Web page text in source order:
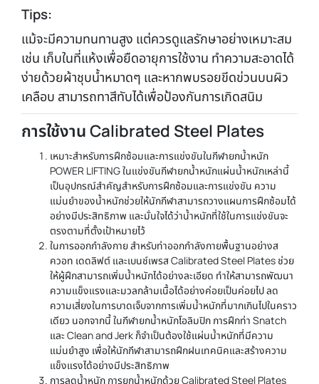
Tips:
แม้จะมีความทนทานสูง แต่ควรดูแลรักษาอย่างเหมาะสม
เช่น เก็บในที่แห้งเพื่อยืดอายุการใช้งาน ทำความสะอาดได้
ง่ายด้วยผ้าชุบน้ำหมาดๆ และหากพบรอยขีดข่วนบนผิว
เคลือบ สามารถทาสีทับได้เพื่อป้องกันการเกิดสนิม
การใช้งาน Calibrated Steel Plates
เหมาะสำหรับการฝึกซ้อมและการแข่งขันในกีฬายกน้ำหนัก
POWER LIFTING ในแข่งขันกีฬายกน้ำหนักแผ่นน้ำหนักเหล่านี้
เป็นอุปกรณ์สำคัญสำหรับการฝึกซ้อมและการแข่งขัน ความ
แม่นยำของน้ำหนักช่วยให้นักกีฬาสามารถวางแผนการฝึกซ้อมได้
อย่างมีประสิทธิภาพ และมั่นใจได้ว่าน้ำหนักที่ใช้ในการแข่งขันจะ
ตรงตามที่ตั้งเป้าหมายไว้
ในการออกกำลังกาย สำหรับท่าออกกำลังกายพื้นฐานอย่างส
ควอท เดดลิฟต์ และเบนช์เพรส Calibrated Steel Plates ช่วย
ให้ผู้ฝึกสามารถเพิ่มน้ำหนักได้อย่างละเอียด ทำให้สามารถพัฒนา
ความแข็งแรงและมวลกล้ามเนื้อได้อย่างค่อยเป็นค่อยไป ลด
ความเสี่ยงในการบาดเจ็บจากการเพิ่มน้ำหนักที่มากเกินไปในคราว
เดียว นอกจากนี้ ในกีฬายกน้ำหนักโอลิมปิก การฝึกท่า Snatch
และ Clean and Jerk ก็จำเป็นต้องใช้แผ่นน้ำหนักที่มีความ
แม่นยำสูง เพื่อให้นักกีฬาสามารถฝึกฝนเทคนิคและสร้างความ
แข็งแรงได้อย่างมีประสิทธิภาพ
การลดน้ำหนัก การยกน้ำหนักด้วย Calibrated Steel Plates